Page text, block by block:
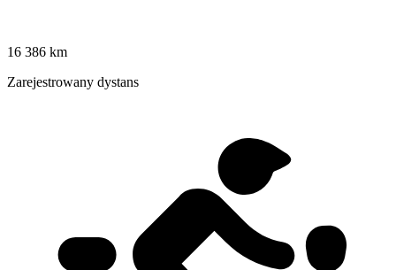
16 386 km
Zarejestrowany dystans